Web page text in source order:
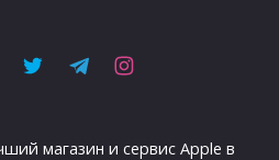
магазин и сервис Apple в